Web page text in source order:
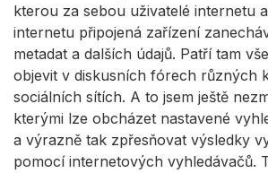
kterou za sebou uživatelé internetu
internetu připojená zařízení
metadat a dalších údajů. Patří tam
objevit v diskusních fórech různých
sociálních sítích. A to jsem ještě
kterými lze obcházet nastavené
a výrazně tak zpřesňovat výsledky
pomocí internetových vyhledávačů.